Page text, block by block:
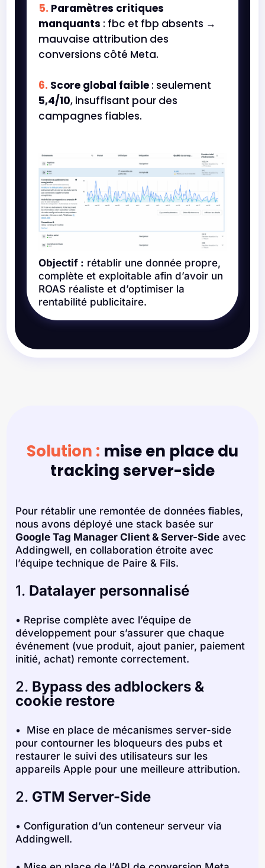
Paramètres critiques
manquants : fbc et fbp absents →
mauvaise attribution des
conversions côté Meta.
Score global faible: seulement
5,4/10, insuffisant pour des
campagnes fiables.
Objectif : rétablir une donnée propre,
complète et exploitable afin d’avoir un
ROAS réaliste et d’optimiser la
rentabilité publicitaire.
Solution : mise en place du
tracking server-side
Pour rétablir une remontée de données fiables,
nous avons déployé une stack basée sur
Google Tag Manager Client & Server-Side avec
Addingwell, en collaboration étroite avec
l’équipe technique de Paire & Fils.
1. Datalayer personnalisé
• Reprise complète avec l’équipe de
développement pour s’assurer que chaque
événement (vue produit, ajout panier, paiement
initié, achat) remonte correctement.
2. Bypass des adblockers &
cookie restore
• Mise en place de mécanismes server-side
pour contourner les bloqueurs des pubs et
restaurer le suivi des utilisateurs sur les
appareils Apple pour une meilleure attribution.
2. GTM Server-Side
• Configuration d’un conteneur serveur via
Addingwell.